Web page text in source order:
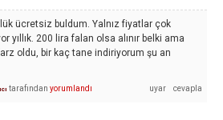
ücretsiz buldum. Yalnız fiyatlar çok
yıllık. 200 lira falan olsa alınır belki ama
oldu, bir kaç tane indiriyorum şu an
tarafından yorumlandı